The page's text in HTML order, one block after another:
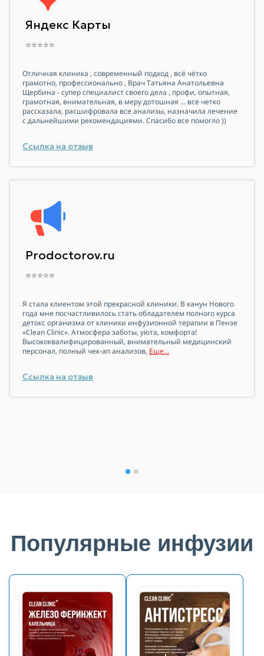
Яндекс Карты
⭐⭐⭐⭐⭐
Отличная клиника , современный подход , всё чётко
грамотно, профессионально , Врач Татьяна Анатольевна
Щербина - супер специалист своего дела , профи, опытная,
грамотная, внимательная, в меру дотошная ... все четко
рассказала, расшифровала все анализы, назначила лечение
с дальнейшими рекомендациями. Спасибо все помогло ))
Ссылка на отзыв
Prodoctorov.ru
⭐⭐⭐⭐⭐
Я стала клиентом этой прекрасной клиники. В канун Нового
года мне посчастливилось стать обладателем полного курса
детокс организма от клиники инфузионной терапии в Пензе
«Clean Clinic». Атмосфера заботы, уюта, комфорта!
Высококвалифицированный, внимательный медицинский
персонал, полный чек-апанализов, Еще...
Ссылка на отзыв
Популярные инфузии